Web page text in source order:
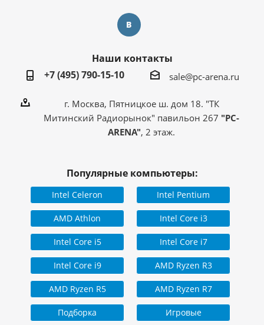
Наши контакты
+7 (495) 790-15-10
sale@pc-arena.ru
г. Москва, Пятницкое ш. дом 18. "ТК
Митинский Радиорынок" павильон 267 "PC-
ARENA", 2 этаж.
Популярные компьютеры:
Intel Celeron Intel Pentium
AMD Athlon Intel Core i3
Intel Core i5 Intel Core i7
Intel Core i9 AMD Ryzen R3
AMD Ryzen R5 AMD Ryzen R7
Подборка Игровые